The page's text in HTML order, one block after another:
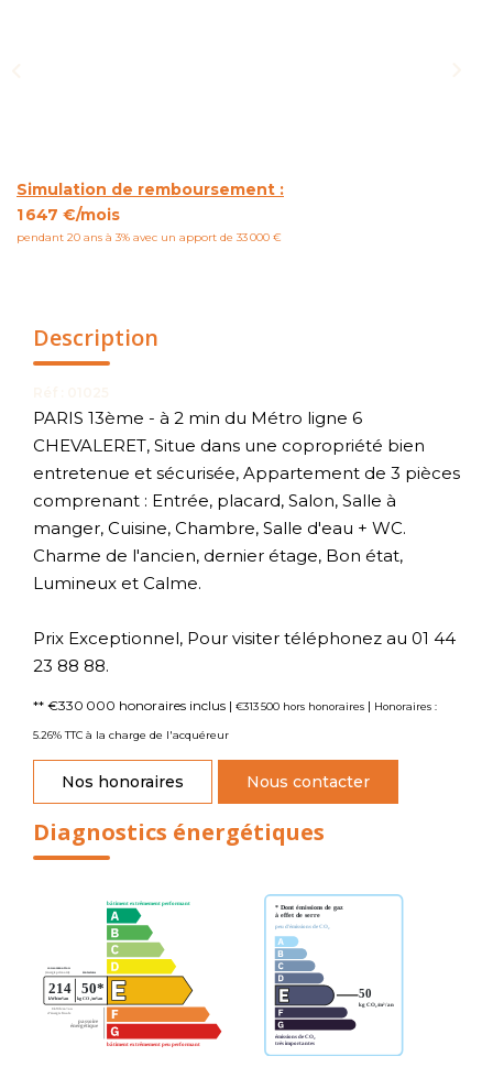
Simulation de remboursement :
1 647 €/mois
pendant 20 ans à 3% avec un apport de 33 000 €
Description
PARIS 13ème - à 2 min du Métro ligne 6
CHEVALERET, Situe dans une copropriété bien
entretenue et sécurisée, Appartement de 3 pièces
comprenant : Entrée, placard, Salon, Salle à
manger, Cuisine, Chambre, Salle d'eau + WC.
Charme de l'ancien, dernier étage, Bon état,
Lumineux et Calme.
Prix Exceptionnel, Pour visiter téléphonez au 01 44
23 88 88.
** €330 000 honoraires inclus | €313 500 hors honoraires | Honoraires :
5.26% TTC à la charge de l'acquéreur
Nos honoraires Nous contacter
Diagnostics énergétiques